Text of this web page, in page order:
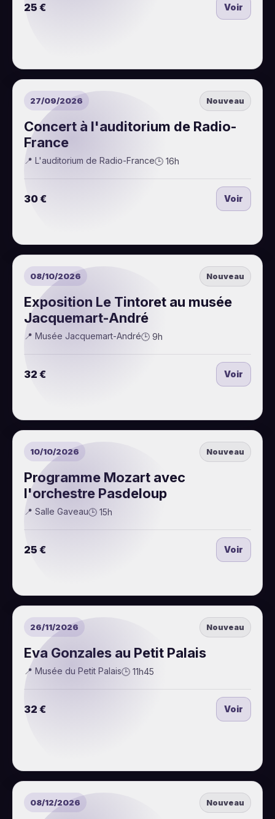
25 € Voir
27/09/2026 Nouveau
Concert à l'auditorium de Radio-
France
📍 L'auditorium de Radio-France🕒 16h
30 € Voir
08/10/2026 Nouveau
Exposition Le Tintoret au musée
Jacquemart-André
📍 Musée Jacquemart-André🕒 9h
32 € Voir
10/10/2026 Nouveau
Programme Mozart avec
l'orchestre Pasdeloup
📍 Salle Gaveau🕒 15h
25 € Voir
26/11/2026 Nouveau
Eva Gonzales au Petit Palais
📍 Musée du Petit Palais🕒 11h45
32 € Voir
08/12/2026 Nouveau